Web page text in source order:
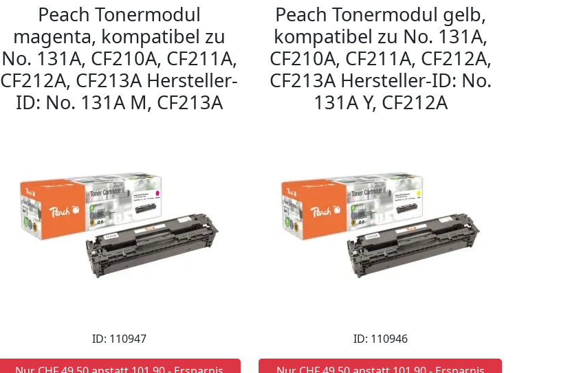
Peach Tonermodul
magenta, kompatibel zu
No. 131A, CF210A, CF211A,
CF212A, CF213A Hersteller-
ID: No. 131A M, CF213A
ID: 110947
Peach Tonermodul gelb,
kompatibel zu No. 131A,
CF210A, CF211A, CF212A,
CF213A Hersteller-ID: No.
131A Y, CF212A
ID: 110946